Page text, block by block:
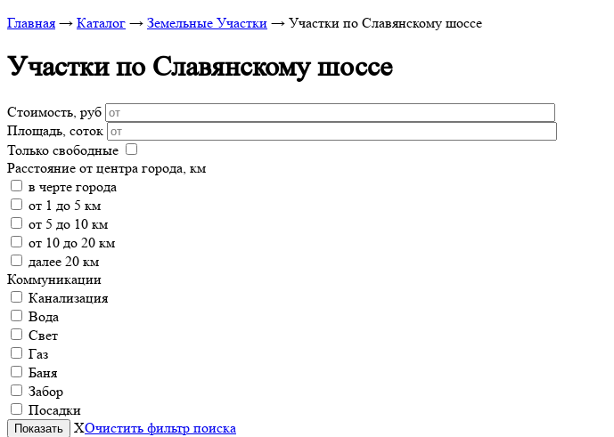
Главная → Каталог → Земельные Участки → Участки по Славянскому шоссе
Участки по Славянскому шоссе
Стоимость, руб
Площадь, соток
Только свободные
Расстояние от центра города, км
в черте города
от 1 до 5 км
от 5 до 10 км
от 10 до 20 км
далее 20 км
Коммуникации
Канализация
Вода
Свет
Газ
Баня
Забор
Посадки
XОчистить фильтр поиска